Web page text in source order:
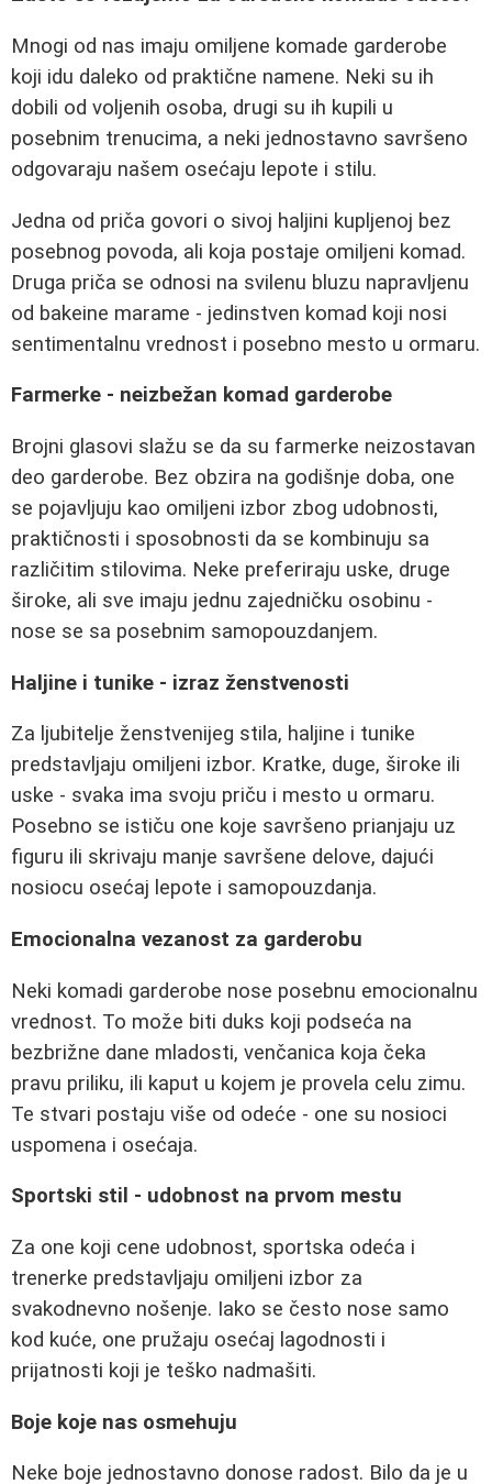
Mnogi od nas imaju omiljene komade garderobe
koji idu daleko od praktične namene. Neki su ih
dobili od voljenih osoba, drugi su ih kupili u
posebnim trenucima, a neki jednostavno savršeno
odgovaraju našem osećaju lepote i stilu.
Jedna od priča govori o sivoj haljini kupljenoj bez
posebnog povoda, ali koja postaje omiljeni komad.
Druga priča se odnosi na svilenu bluzu napravljenu
od bakeine marame - jedinstven komad koji nosi
sentimentalnu vrednost i posebno mesto u ormaru.
Farmerke - neizbežan komad garderobe
Brojni glasovi slažu se da su farmerke neizostavan
deo garderobe. Bez obzira na godišnje doba, one
se pojavljuju kao omiljeni izbor zbog udobnosti,
praktičnosti i sposobnosti da se kombinuju sa
različitim stilovima. Neke preferiraju uske, druge
široke, ali sve imaju jednu zajedničku osobinu -
nose se sa posebnim samopouzdanjem.
Haljine i tunike - izraz ženstvenosti
Za ljubitelje ženstvenijeg stila, haljine i tunike
predstavljaju omiljeni izbor. Kratke, duge, široke ili
uske - svaka ima svoju priču i mesto u ormaru.
Posebno se ističu one koje savršeno prianjaju uz
figuru ili skrivaju manje savršene delove, dajući
nosiocu osećaj lepote i samopouzdanja.
Emocionalna vezanost za garderobu
Neki komadi garderobe nose posebnu emocionalnu
vrednost. To može biti duks koji podseća na
bezbrižne dane mladosti, venčanica koja čeka
pravu priliku, ili kaput u kojem je provela celu zimu.
Te stvari postaju više od odeće - one su nosioci
uspomena i osećaja.
Sportski stil - udobnost na prvom mestu
Za one koji cene udobnost, sportska odeća i
trenerke predstavljaju omiljeni izbor za
svakodnevno nošenje. Iako se često nose samo
kod kuće, one pružaju osećaj lagodnosti i
prijatnosti koji je teško nadmašiti.
Boje koje nas osmehuju
Neke boje jednostavno donose radost. Bilo da je u